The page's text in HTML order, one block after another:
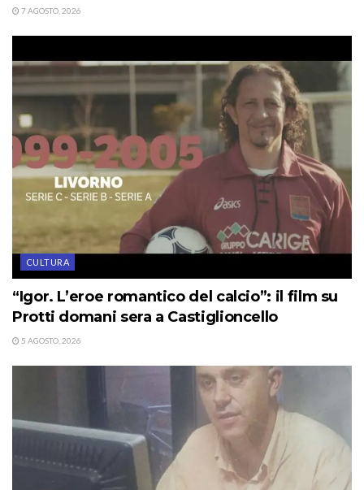
7 AGOSTO, 2026
CULTURA
“Igor. L’eroe romantico del calcio”: il film su
Protti domani sera a Castiglioncello
5 AGOSTO, 2026